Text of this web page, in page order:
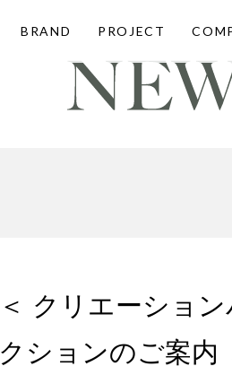
BRAND PROJECT
＜ クリエーショ
クションのご案内